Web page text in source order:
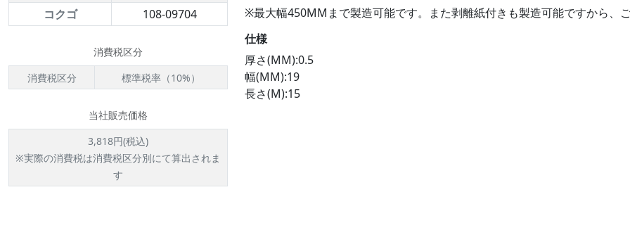
コクゴ
108-09704
消費税区分
消費税区分
標準税率（10%）
当社販売価格
3,818円(税込)
※実際の消費税は消費税区分別にて算出されま
す
※最大幅450MMまで製造可能です。また剥離紙付きも製造可能ですから、
仕様
厚さ(MM):0.5
幅(MM):19
長さ(M):15